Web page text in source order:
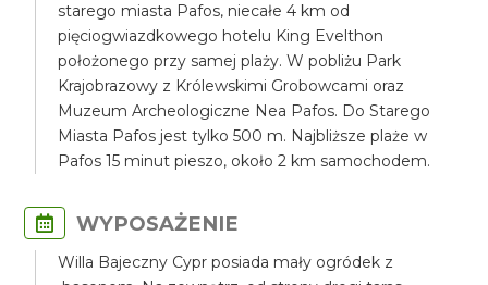
starego miasta Pafos, niecałe 4 km od
pięciogwiazdkowego hotelu King Evelthon
położonego przy samej plaży. W pobliżu Park
Krajobrazowy z Królewskimi Grobowcami oraz
Muzeum Archeologiczne Nea Pafos. Do Starego
Miasta Pafos jest tylko 500 m. Najbliższe plaże w
Pafos 15 minut pieszo, około 2 km samochodem.
WYPOSAŻENIE
Willa Bajeczny Cypr posiada mały ogródek z